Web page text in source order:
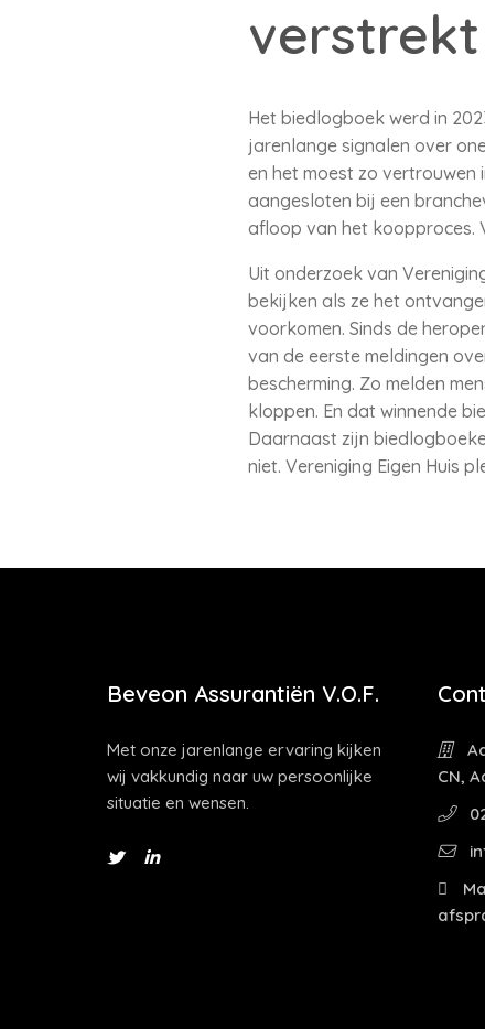
verstrekt
Het biedlogboek werd in
jarenlange signalen over
en het moest zo
aangesloten bij een
afloop van het koopproces.
Uit onderzoek van
bekijken als ze het
voorkomen. Sinds de
van de eerste meldingen
bescherming. Zo melden
kloppen. En dat winnende
Daarnaast zijn
niet. Vereniging Eigen Huis
Beveon Assurantiën V.O.F.
Met onze jarenlange ervaring kijken
wij vakkundig naar uw persoonlijke
situatie en wensen.
CN,